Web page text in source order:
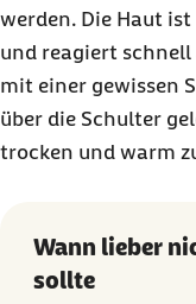
werden. Die Haut
und reagiert schnell
mit einer gewissen
über die Schulter
trocken und warm
Wann lieber
sollte